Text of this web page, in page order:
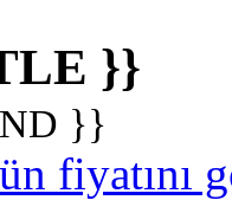
}}
}}
fiyatını